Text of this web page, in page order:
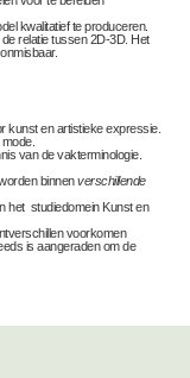
kwalitatief te produceren.
relatie tussen 2D-3D. Het
kunst en artistieke expressie.
van de vakterminologie.
binnenverschillende
het studiedomein Kunst en
voorkomen
is aangeraden om de